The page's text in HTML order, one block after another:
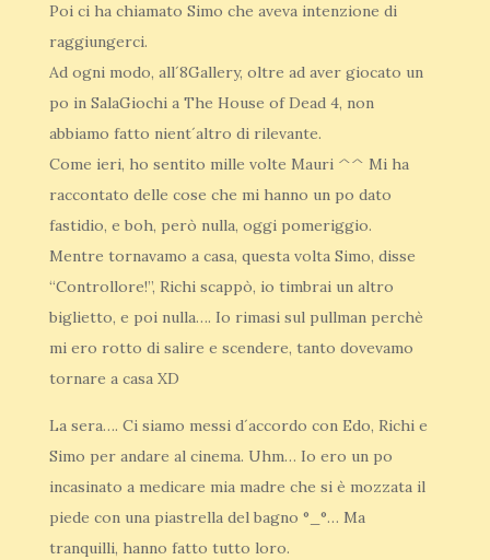
Poi ci ha chiamato Simo che aveva intenzione di
raggiungerci.
Ad ogni modo, all´8Gallery, oltre ad aver giocato un
po in SalaGiochi a The House of Dead 4, non
abbiamo fatto nient´altro di rilevante.
Come ieri, ho sentito mille volte Mauri ^^ Mi ha
raccontato delle cose che mi hanno un po dato
fastidio, e boh, però nulla, oggi pomeriggio.
Mentre tornavamo a casa, questa volta Simo, disse
“Controllore!”, Richi scappò, io timbrai un altro
biglietto, e poi nulla…. Io rimasi sul pullman perchè
mi ero rotto di salire e scendere, tanto dovevamo
tornare a casa XD
La sera…. Ci siamo messi d´accordo con Edo, Richi e
Simo per andare al cinema. Uhm… Io ero un po
incasinato a medicare mia madre che si è mozzata il
piede con una piastrella del bagno °_°… Ma
tranquilli, hanno fatto tutto loro.